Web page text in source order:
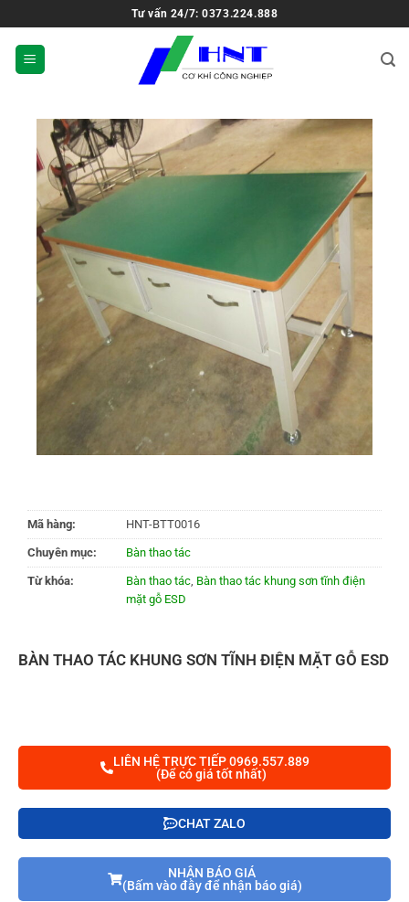
Tư vấn 24/7: 0373.224.888
Mã hàng: HNT-BTT0016
Chuyên mục: Bàn thao tác
Từ khóa: Bàn thao tác Bàn thao tác khung sơn tĩnh điện
mặt gỗ ESD
BÀN THAO TÁC KHUNG SƠN TĨNH ĐIỆN MẶT GỖ ESD
LIÊN HỆ TRỰC TIẾP 0969.557.889
(Để có giá tốt nhất)
CHAT ZALO
NHẬN BÁO GIÁ
(Bấm vào đây để nhận báo giá)